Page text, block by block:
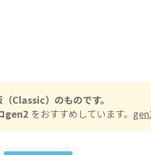
Classic）のものです。
gen2 をおすすめしています。